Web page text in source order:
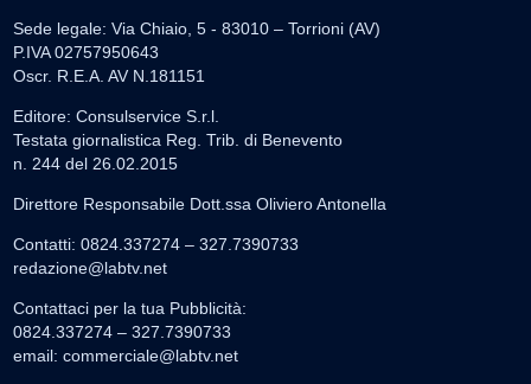
Sede legale: Via Chiaio, 5 - 83010 – Torrioni (AV)
P.IVA 02757950643
Oscr. R.E.A. AV N.181151
Editore: Consulservice S.r.l.
Testata giornalistica Reg. Trib. di Benevento
n. 244 del 26.02.2015
Direttore Responsabile Dott.ssa Oliviero Antonella
Contatti: 0824.337274 – 327.7390733
redazione@labtv.net
Contattaci per la tua Pubblicità:
0824.337274 – 327.7390733
email: commerciale@labtv.net